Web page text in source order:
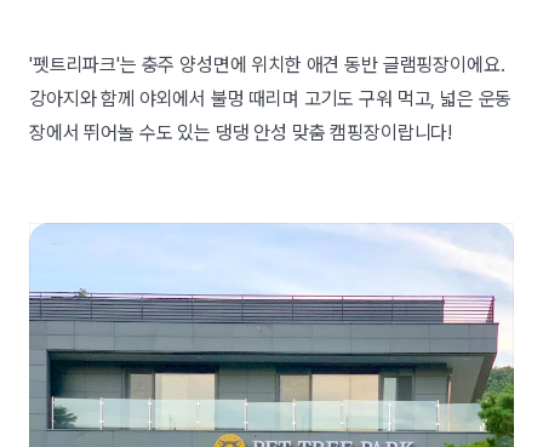
'펫트리파크'는 충주 양성면에 위치한 애견 동반 글램핑장이에요.
강아지와 함께 야외에서 불멍 때리며 고기도 구워 먹고, 넓은 운동
장에서 뛰어놀 수도 있는 댕댕 안성 맞춤 캠핑장이랍니다!